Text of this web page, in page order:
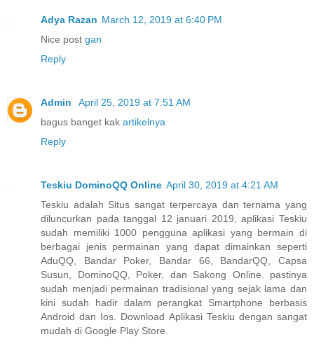
Adya Razan March 12, 2019 at 6:40 PM
Nice post gan
Reply
Admin
April 25, 2019 at 7:51 AM
bagus banget kak artikelnya
Reply
Teskiu DominoQQ Online April 30, 2019 at 4:21 AM
Teskiu adalah Situs sangat terpercaya dan ternama yang
diluncurkan pada tanggal 12 januari 2019, aplikasi Teskiu
sudah memiliki 1000 pengguna aplikasi yang bermain di
berbagai jenis permainan yang dapat dimainkan seperti
AduQQ, Bandar Poker, Bandar 66, BandarQQ, Capsa
Susun, DominoQQ, Poker, dan Sakong Online. pastinya
sudah menjadi permainan tradisional yang sejak lama dan
kini sudah hadir dalam perangkat Smartphone berbasis
Android dan Ios. Download Aplikasi Teskiu dengan sangat
mudah di Google Play Store.